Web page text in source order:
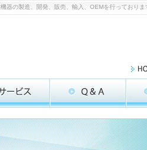
器の製造、開発、販売、輸入、OEMを行っておりま